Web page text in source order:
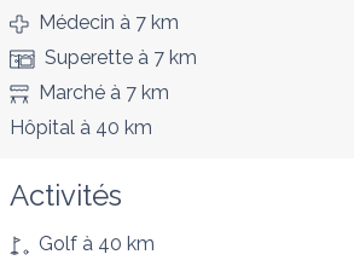
Médecin à 7 km
Superette à 7 km
Marché à 7 km
Hôpital à 40 km
Activités
Golf à 40 km